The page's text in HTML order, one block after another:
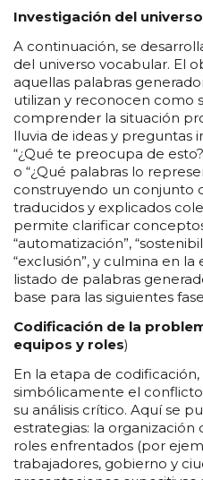
Investigación del
A continuación, se
del universo vocabular. El
aquellas palabras
utilizan y reconocen como
comprender la situación
lluvia de ideas y preguntas
“¿Qué te preocupa de
o “¿Qué palabras lo
construyendo un conjunto
traducidos y explicados
permite clarificar
“automatización”,
“exclusión”, y culmina en
listado de palabras
base para las siguientes
Codificación de la
equipos y roles)
En la etapa de
simbólicamente el
su análisis crítico. Aquí se
estrategias: la
roles enfrentados (por
trabajadores, gobierno y